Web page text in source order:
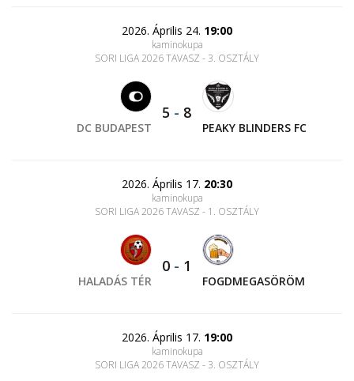
2026. Április 24. 19:00
kaminokupa
SORI LIGA 2026 TAVASZ - 3. OSZTÁLY
DC BUDAPEST
5 - 8
PEAKY BLINDERS FC
2026. Április 17. 20:30
kaminokupa
SORI LIGA 2026 TAVASZ - 1. OSZTÁLY
HALADÁS TÉR
0 - 1
FOGDMEGASÖRÖM
2026. Április 17. 19:00
kaminokupa
SORI LIGA 2026 TAVASZ - 3. OSZTÁLY